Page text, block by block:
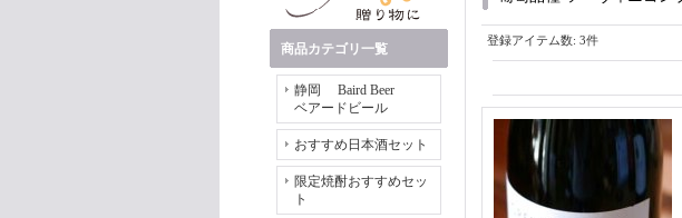
商品カテゴリ一覧
静岡 Baird Beer
ベアードビール
おすすめ日本酒セット
限定焼酎おすすめセッ
ト
登録アイテム数: 3件